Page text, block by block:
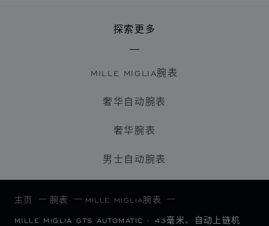
探索更多
MILLE MIGLIA腕表
奢华自动腕表
奢华腕表
男士自动腕表
主页 腕表 MILLE MIGLIA腕表
MILLE MIGLIA GTS AUTOMATIC - 43毫米、自动上链机